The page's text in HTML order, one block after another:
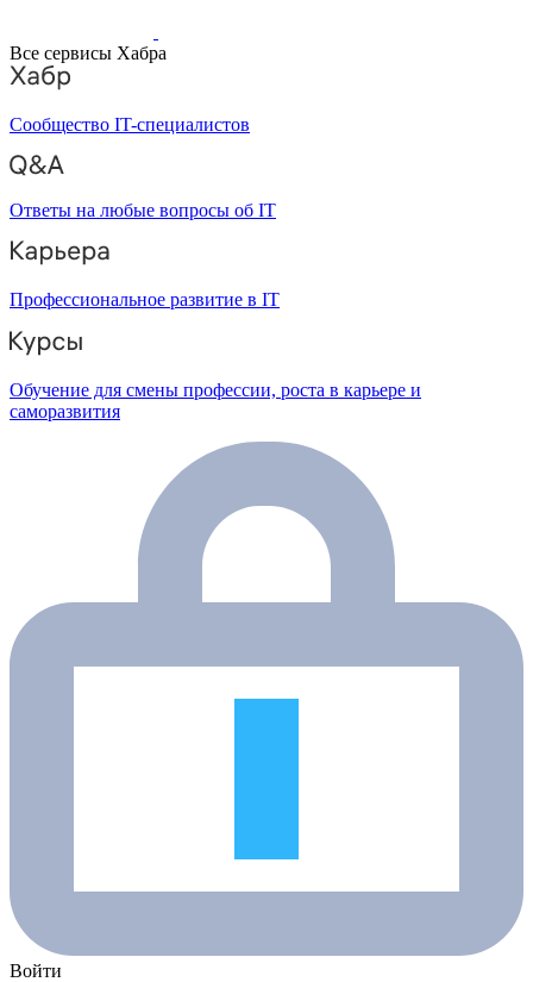
Все сервисы Хабра
Сообщество IT-специалистов
Ответы на любые вопросы об IT
Профессиональное развитие в IT
Обучение для смены профессии, роста в карьере и
саморазвития
Войти